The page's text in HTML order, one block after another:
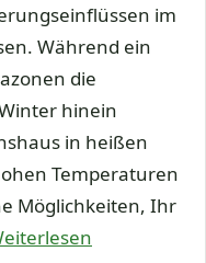
im
Während ein
die
hinein
in heißen
Temperaturen
Möglichkeiten, Ihr